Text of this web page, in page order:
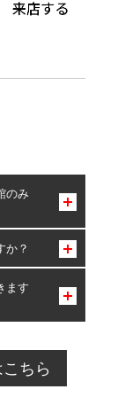
のみ
か？
時にご予約が
ます
合のご予約
の店舗まで
ちら